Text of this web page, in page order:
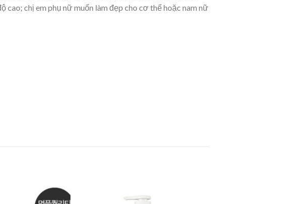
chị em phụ nữ muốn làm đẹp cho cơ thể hoặc nam nữ